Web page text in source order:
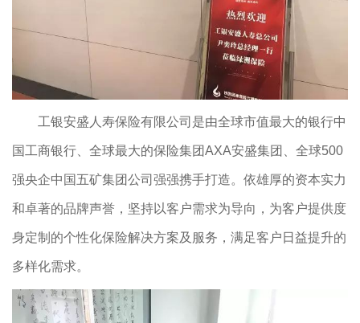
工银安盛人寿保险有限公司是由全球市值最大的银行中
国工商银行、全球最大的保险集团AXA安盛集团、全球500
强央企中国五矿集团公司强强携手打造。依雄厚的资本实力
和卓著的品牌声誉，坚持以客户需求为导向，为客户提供度
身定制的个性化保险解决方案及服务，满足客户日益提升的
多样化需求。